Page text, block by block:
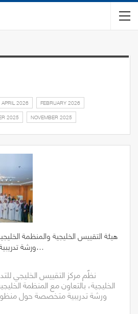
APRIL 2026
FEBRUARY 2026
2025 NOVEMBER 2025
هيئة التقييس الخليجية والمنظمة
ورشة تدريبية متخصصة حول منظومة…
نظّم مركز التقييس الخليجي
الخليجية، بالتعاون مع المنظمة
ورشة تدريبية متخصصة حول